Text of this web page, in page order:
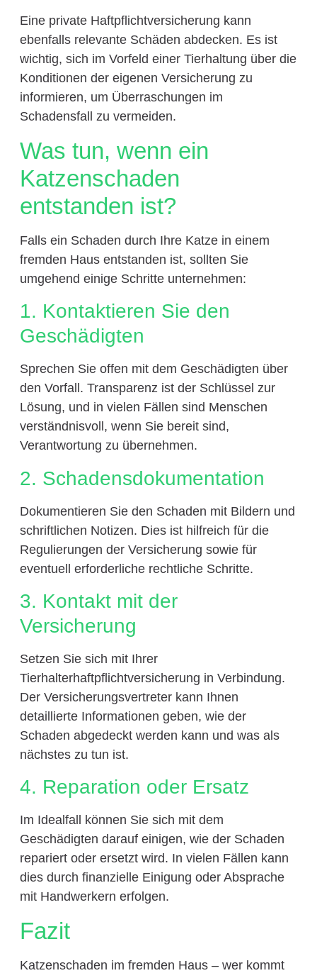
Eine private Haftpflichtversicherung kann
ebenfalls relevante Schäden abdecken. Es ist
wichtig, sich im Vorfeld einer Tierhaltung über die
Konditionen der eigenen Versicherung zu
informieren, um Überraschungen im
Schadensfall zu vermeiden.
Was tun, wenn ein
Katzenschaden
entstanden ist?
Falls ein Schaden durch Ihre Katze in einem
fremden Haus entstanden ist, sollten Sie
umgehend einige Schritte unternehmen:
1. Kontaktieren Sie den
Geschädigten
Sprechen Sie offen mit dem Geschädigten über
den Vorfall. Transparenz ist der Schlüssel zur
Lösung, und in vielen Fällen sind Menschen
verständnisvoll, wenn Sie bereit sind,
Verantwortung zu übernehmen.
2. Schadensdokumentation
Dokumentieren Sie den Schaden mit Bildern und
schriftlichen Notizen. Dies ist hilfreich für die
Regulierungen der Versicherung sowie für
eventuell erforderliche rechtliche Schritte.
3. Kontakt mit der
Versicherung
Setzen Sie sich mit Ihrer
Tierhalterhaftpflichtversicherung in Verbindung.
Der Versicherungsvertreter kann Ihnen
detaillierte Informationen geben, wie der
Schaden abgedeckt werden kann und was als
nächstes zu tun ist.
4. Reparation oder Ersatz
Im Idealfall können Sie sich mit dem
Geschädigten darauf einigen, wie der Schaden
repariert oder ersetzt wird. In vielen Fällen kann
dies durch finanzielle Einigung oder Absprache
mit Handwerkern erfolgen.
Fazit
Katzenschaden im fremden Haus – wer kommt